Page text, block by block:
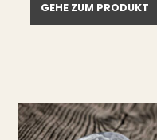
GEHE ZUM PRODUKT